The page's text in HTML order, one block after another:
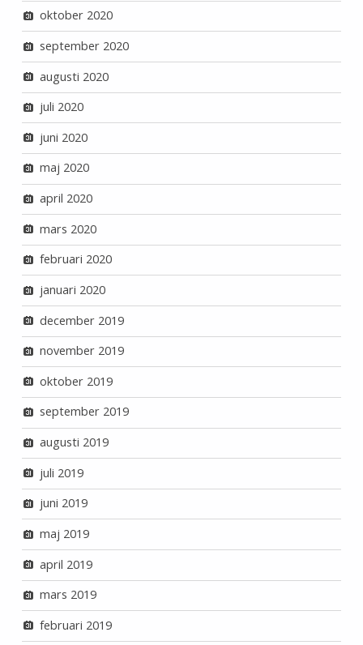
oktober 2020
september 2020
augusti 2020
juli 2020
juni 2020
maj 2020
april 2020
mars 2020
februari 2020
januari 2020
december 2019
november 2019
oktober 2019
september 2019
augusti 2019
juli 2019
juni 2019
maj 2019
april 2019
mars 2019
februari 2019